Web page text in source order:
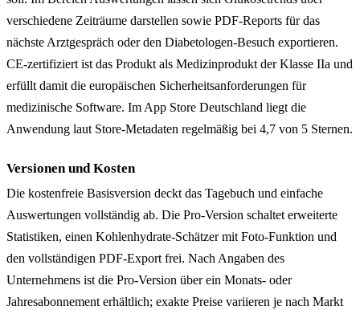
verschiedene Zeiträume darstellen sowie PDF-Reports für das
nächste Arztgespräch oder den Diabetologen-Besuch exportieren.
CE-zertifiziert ist das Produkt als Medizinprodukt der Klasse IIa und
erfüllt damit die europäischen Sicherheitsanforderungen für
medizinische Software. Im App Store Deutschland liegt die
Anwendung laut Store-Metadaten regelmäßig bei 4,7 von 5 Sternen.
Versionen und Kosten
Die kostenfreie Basisversion deckt das Tagebuch und einfache
Auswertungen vollständig ab. Die Pro-Version schaltet erweiterte
Statistiken, einen Kohlenhydrate-Schätzer mit Foto-Funktion und
den vollständigen PDF-Export frei. Nach Angaben des
Unternehmens ist die Pro-Version über ein Monats- oder
Jahresabonnement erhältlich; exakte Preise variieren je nach Markt